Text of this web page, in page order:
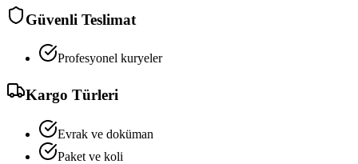
Güvenli Teslimat
Profesyonel kuryeler
Kargo Türleri
Evrak ve doküman
Paket ve koli